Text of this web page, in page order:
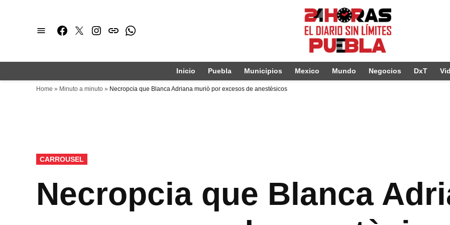
Facebook
TwitterInstagram
issuuWhatsapp
Inicio Puebla Municipios Mexico Mundo Negocios DxT
Home » Minuto a minuto » Necropcia que Blanca Adriana muriò por excesos de anestèsicos
PUBLICADO
EN
CARROUSEL
Necropcia que Blanca